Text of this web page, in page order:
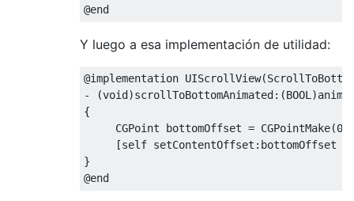
@end
Y luego a esa implementación de utilidad:
@implementation UIScrollView(
-
(void)scrollToBottomAnimated:(BOOL )
{
CGPoint bottomOffset = CGPointMake(0
[self setContentOffset : bottomOffset
}
@end